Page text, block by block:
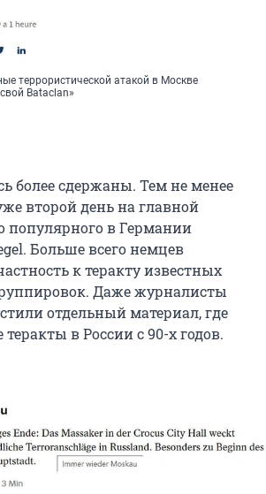
террористической атакой в Москве
Bataclan»
более сдержаны. Тем не менее
второй день на главной
популярного в Германии
Больше всего немцев
к теракту известных
Даже журналисты
отдельный материал, где
в России с 90-х годов.